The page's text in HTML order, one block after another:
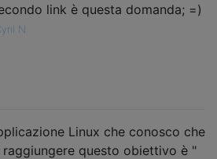
link è questa domanda; =)
N.
Linux che conosco che
questo obiettivo è "